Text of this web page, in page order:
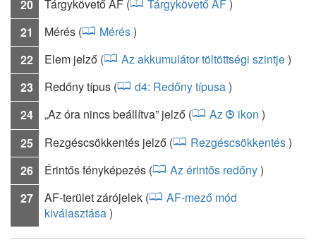
20
Tárgykövető AF ( Tárgykövető AF)
21
Mérés ( Mérés)
22
Elem jelző ( Az akkumulátor töltöttségi szintje)
23
Redőny típus ( d4: Redőny típusa)
24
„Az óra nincs beállítva” jelző ( Az1 ikon )
25
Rezgéscsökkentés jelző ( Rezgéscsökkentés)
26
Érintős fényképezés ( Az érintős redőny)
27
AF-terület zárójelek (
AF-mező mód
kiválasztása)